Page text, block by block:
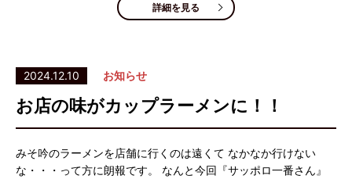
詳細を見る
2024.12.10 お知らせ
お店の味がカップラーメンに！！
みそ吟のラーメンを店舗に行くのは遠くて なかなか行けない
な・・・って方に朗報です。 なんと今回『サッポロ一番さん』